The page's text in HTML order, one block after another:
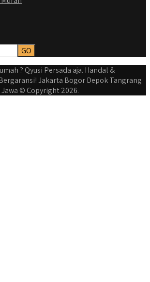
? Qyusi Persada aja. Handal &
Jakarta Bogor Depok Tangrang
Jawa © Copyright 2026.